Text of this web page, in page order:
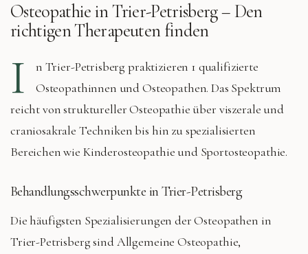
Osteopathie inTrier-Petrisberg– Den
richtigen Therapeuten finden
I n Trier-Petrisberg praktizieren 1 qualifizierte
Osteopathinnen und Osteopathen. Das Spektrum
reicht von struktureller Osteopathie über viszerale und
craniosakrale Techniken bis hin zu spezialisierten
Bereichen wie Kinderosteopathie und Sportosteopathie.
Behandlungsschwerpunkte inTrier-Petrisberg
Die häufigsten Spezialisierungen der Osteopathen in
Trier-PetrisbergsindAllgemeine Osteopathie,